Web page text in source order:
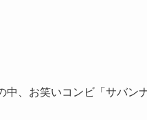
中、お笑いコンビ「サバン